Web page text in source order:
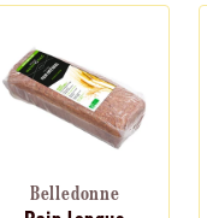
Belledonne